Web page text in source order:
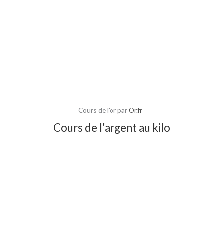
Cours de l'or parOr.fr
Cours de l'argent au kilo